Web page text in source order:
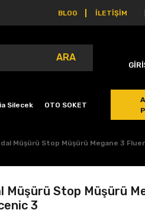
BLOG İLETİŞİM
ARA
Silecek OTO SOKET
Müşürü Stop Müşürü Megane 3
Müşürü Stop Müşürü
3